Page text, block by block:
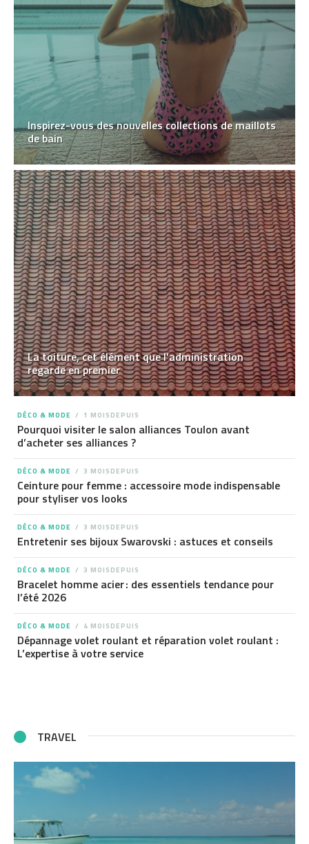
Inspirez-vous des nouvelles collections de maillots
de bain
La toiture, cet élément que l’administration
regarde en premier
DÉCO & MODE 1 MOISDEPUIS
Pourquoi visiter le salon alliances Toulon avant
d’acheter ses alliances ?
DÉCO & MODE 3 MOISDEPUIS
Ceinture pour femme : accessoire mode indispensable
pour styliser vos looks
DÉCO & MODE 3 MOISDEPUIS
Entretenir ses bijoux Swarovski : astuces et conseils
DÉCO & MODE 3 MOISDEPUIS
Bracelet homme acier : des essentiels tendance pour
l’été 2026
DÉCO & MODE 4 MOISDEPUIS
Dépannage volet roulant et réparation volet roulant :
L’expertise à votre service
TRAVEL